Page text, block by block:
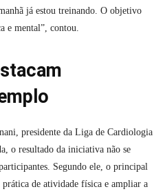
já estou treinando. O objetivo
e mental”, contou.
presidente da Liga de Cardiologia
o resultado da iniciativa não se
Segundo ele, o principal
de atividade física e ampliar a